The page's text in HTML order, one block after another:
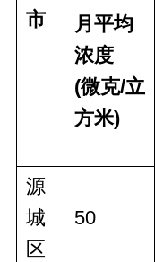
市
月平均
浓度
(微克/立
方米)
源
城
区
50